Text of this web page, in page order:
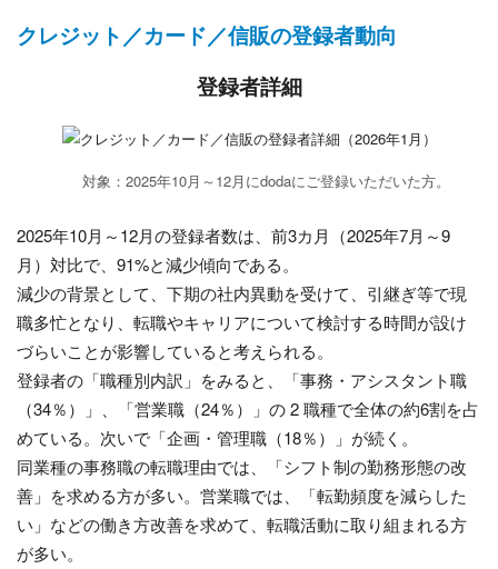
クレジット／カード／信販の登録者動向
登録者詳細
対象：2025年10月～12月にdodaにご登録いただいた方。
2025年10月～12月の登録者数は、前3カ月（2025年7月～9
月）対比で、91%と減少傾向である。
減少の背景として、下期の社内異動を受けて、引継ぎ等で現
職多忙となり、転職やキャリアについて検討する時間が設け
づらいことが影響していると考えられる。
登録者の「職種別内訳」をみると、「事務・アシスタント職
（34％）」、「営業職（24％）」の 2 職種で全体の約6割を占
めている。次いで「企画・管理職（18％）」が続く。
同業種の事務職の転職理由では、「シフト制の勤務形態の改
善」を求める方が多い。営業職では、「転勤頻度を減らした
い」などの働き方改善を求めて、転職活動に取り組まれる方
が多い。